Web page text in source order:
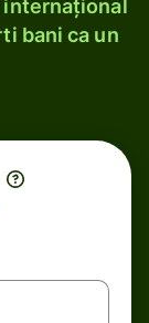
internațional
bani ca un